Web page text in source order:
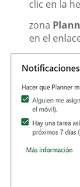
clic en la
zona
en el